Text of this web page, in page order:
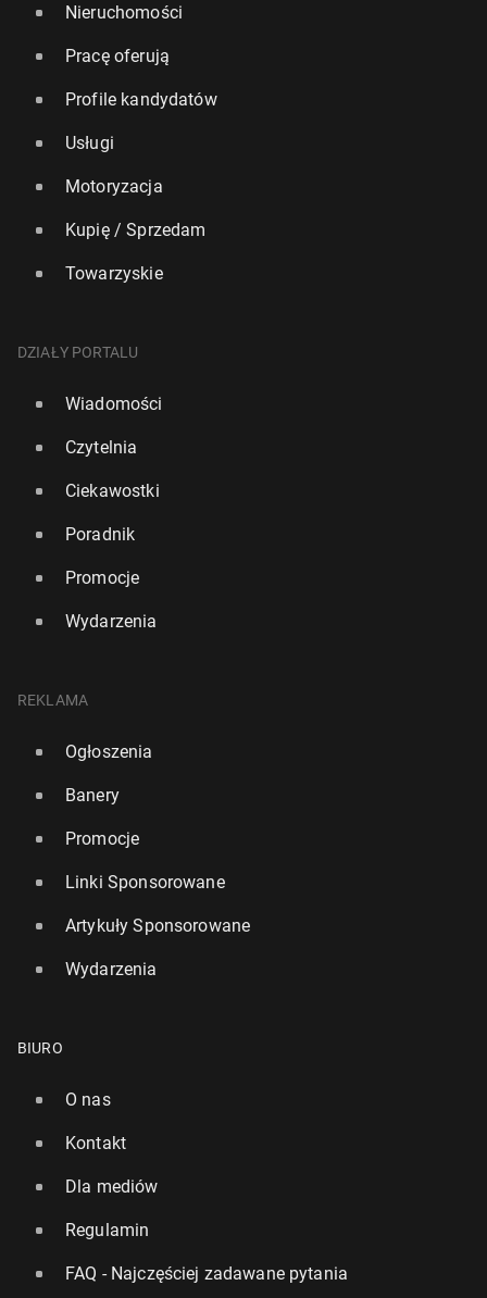
Nieruchomości
Pracę oferują
Profile kandydatów
Usługi
Motoryzacja
Kupię / Sprzedam
Towarzyskie
DZIAŁY PORTALU
Wiadomości
Czytelnia
Ciekawostki
Poradnik
Promocje
Wydarzenia
REKLAMA
Ogłoszenia
Banery
Promocje
Linki Sponsorowane
Artykuły Sponsorowane
Wydarzenia
BIURO
O nas
Kontakt
Dla mediów
Regulamin
FAQ - Najczęściej zadawane pytania